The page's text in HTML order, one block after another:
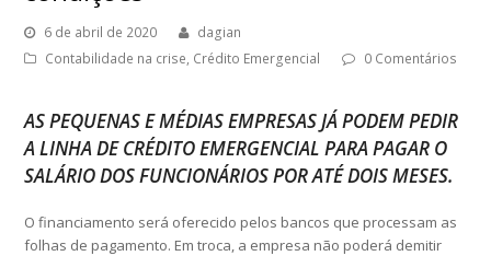
6 de abril de 2020
dagian
Contabilidade na crise, Crédito Emergencial 0 Comentários
AS PEQUENAS E MÉDIAS EMPRESAS JÁ PODEM PEDIR
A LINHA DE CRÉDITO EMERGENCIAL PARA PAGAR O
SALÁRIO DOS FUNCIONÁRIOS POR ATÉ DOIS MESES.
O financiamento será oferecido pelos bancos que processam as
folhas de pagamento. Em troca, a empresa não poderá demitir